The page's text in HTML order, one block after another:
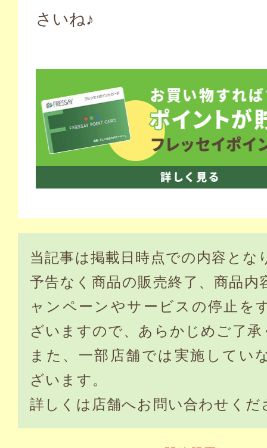
さいね♪
当記事は掲載日時点での内容とな
予告なく商品の販売終了、商品内
ャンペーンやサービスの停止を
ざいますので、あらかじめご了
また、一部店舗では実施してい
ざいます。
詳しくは店舗へお問い合わせくだ